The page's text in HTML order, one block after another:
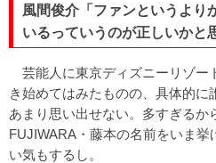
風間俊介「ファンというより
いるっていうのが正しいかと
芸能人に東京ディズニーリゾ
き始めてはみたものの、具体的に
あまり思い出せない。多すぎるか
FUJIWARA・藤本の名前をいま挙
い気もするし。